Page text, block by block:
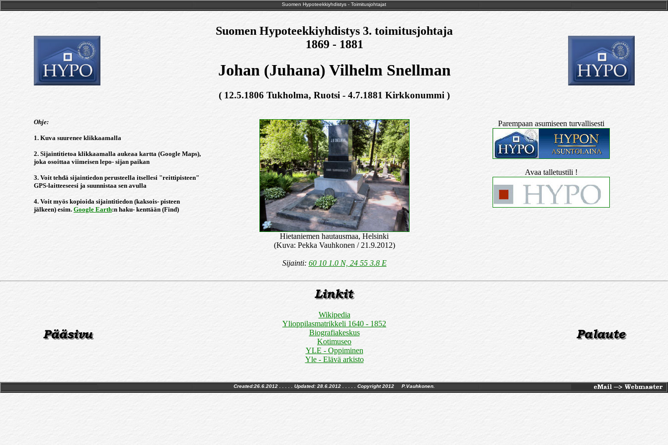
Suomen Hypoteekkiyhdistys - Toimitusjohtajat
Suomen Hypoteekkiyhdistys 3. toimitusjohtaja
1869 - 1881
Johan (Juhana) Vilhelm Snellman
( 12.5.1806 Tukholma, Ruotsi - 4.7.1881 Kirkkonummi )
Ohje:
1. Kuva suurenee klikkaamalla
2. Sijaintitietoa klikkaamalla aukeaa kartta (Google Maps),
joka osoittaa viimeisen lepo- sijan paikan
3. Voit tehdä sijaintiedon perusteella itsellesi "reittipisteen"
GPS-laitteeseesi ja suunnistaa sen avulla
4. Voit myös kopioida sijaintitiedon (kaksois- pisteen
jälkeen) esim. Google Earth:n haku- kenttään (Find)
Hietaniemen hautausmaa, Helsinki
(Kuva: Pekka Vauhkonen / 21.9.2012)
Sijainti: 60 10 1.0 N, 24 55 3.8 E
Parempaan asumiseen turvallisesti
Avaa talletustili !
Wikipedia
Ylioppilasmatrikkeli 1640 - 1852
Biografiakeskus
Kotimuseo
YLE - Oppiminen
Yle - Elävä arkisto
Created:26.6.2012 . . . . . Updated: 28.6.2012. . . . . Copyright 2012 P.Vauhkonen.